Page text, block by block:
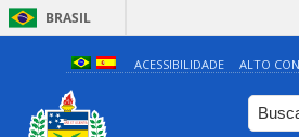
BRASIL
ACESSIBILIDADE ALTO